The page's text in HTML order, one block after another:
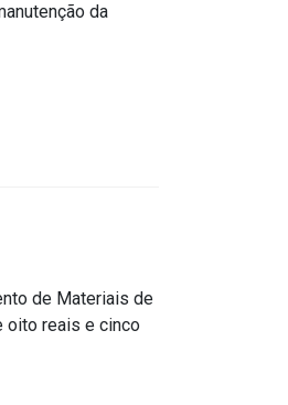
da
de Materiais de
oito reais e cinco